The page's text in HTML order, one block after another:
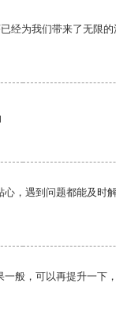
经为我们带来了无限
心，遇到问题都能及时
一般，可以再提升一下